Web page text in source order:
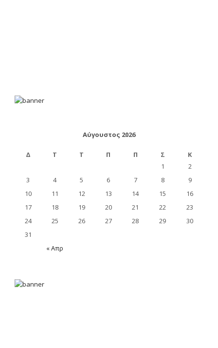
Αύγουστος 2026
Δ Τ Τ Π Π Σ Κ
« Απρ
1
2
3
4 5 6 7 8
9
10
11 12 13 14 15
16
17
18 19 20 21 22
23
24
25 26 27 28 29
30
31